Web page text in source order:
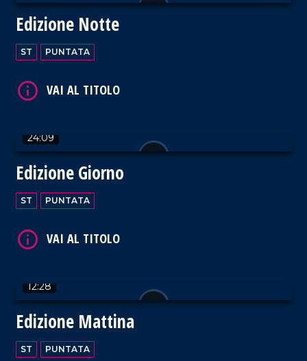
Edizione Notte
ST PUNTATA
24:09
Edizione Giorno
ST PUNTATA
12:28
Edizione Mattina
ST PUNTATA